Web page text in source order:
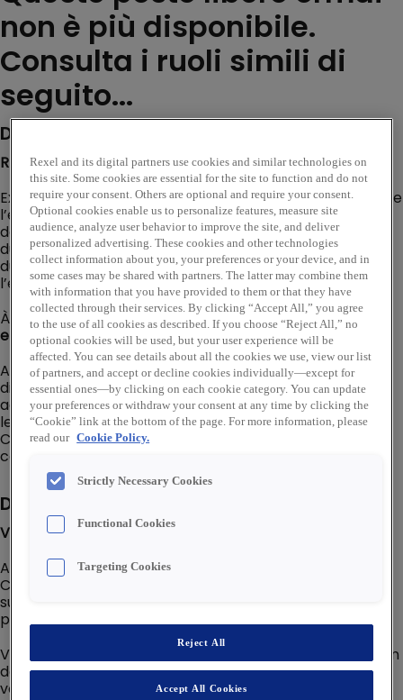
non è più disponibile.
Consulta i ruoli simili di
seguito...
Description de l'entreprise
REXEL :
Expert de la distribution multicanale dédiée au monde de
l’énergie, Rexel accompagne ses clients professionnels
dans la mise en œuvre de solutions innovantes et
durables, où qu'ils soient. Engagé vers une croissance
durable, la digitalisation et l’innovation sont au cœur de
l’entreprise.
À ce titre, nous recherchons un(e)Chargé(e) Expertise
et Solutions Eclairage (CES)en alternance.
Au sein de Rexel, nous sommes convaincus que la
diversité est une force. Nous accueillons et
accompagnons les talents en situation de handicap en
leur proposant un environnement de travail adapté.
Chacun peut contribuer pleinement à la réussite
collective de Rexel
Description du poste
VOTRE QUOTIDIEN :
Au sein de la Direction Spécialisée Eclairage, le/la
Chargé(e) Expertise et Solutions Eclairage apporte un
support technique et commercial en chiffrant les
projets et affaires de nos clients.
Véritable expert(e), il/elle est le/la référent(e) dans son
domaine d’expertise technique auprès des équipes de
vente et contribue directement au développement du
Rexel and its digital partners use cookies and similar technologies on
this site. Some cookies are essential for the site to function and do not
require your consent. Others are optional and require your consent.
Optional cookies enable us to personalize features, measure site
audience, analyze user behavior to improve the site, and deliver
personalized advertising. These cookies and other technologies
collect information about you, your preferences or your device, and in
some cases may be shared with partners. The latter may combine them
with information that you have provided to them or that they have
collected through their services. By clicking “Accept All,” you agree
to the use of all cookies as described. If you choose “Reject All,” no
optional cookies will be used, but your user experience will be
affected. You can see details about all the cookies we use, view our list
of partners, and accept or decline cookies individually—except for
essential ones—by clicking on each cookie category. You can update
your preferences or withdraw your consent at any time by clicking the
“Cookie” link at the bottom of the page. For more information, please
read our Cookie Policy.
Strictly Necessary Cookies
Functional Cookies
Targeting Cookies
Reject All
Accept All Cookies